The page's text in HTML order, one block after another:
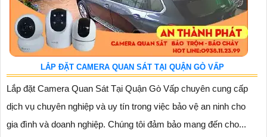
LẮP ĐẶT CAMERA QUAN SÁT TẠI QUẬN GÒ VẤP
Lắp đặt Camera Quan Sát Tại Quận Gò Vấp chuyên cung cấp
dịch vụ chuyên nghiệp và uy tín trong việc bảo vệ an ninh cho
gia đình và doanh nghiệp. Chúng tôi đảm bảo mang đến cho...